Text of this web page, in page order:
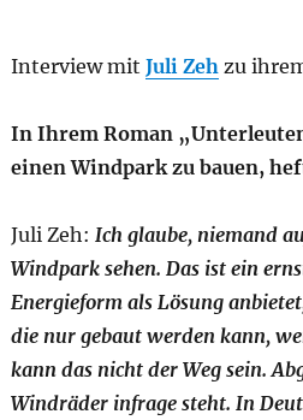
Interview mit Juli Zeh zu
In Ihrem Roman
einen Windpark zu bauen,
Juli Zeh: Ich glaube, niemand
Windpark sehen. Das ist ein
Energieform als Lösung
die nur gebaut werden kann,
kann das nicht der Weg sein.
Windräder infrage steht. In